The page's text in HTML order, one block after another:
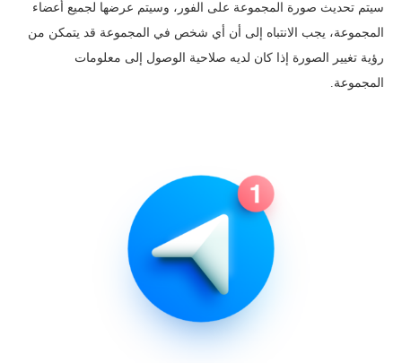
سيتم تحديث صورة المجموعة على الفور، وسيتم عرضها لجميع أعضاء
المجموعة، يجب الانتباه إلى أن أي شخص في المجموعة قد يتمكن من
رؤية تغيير الصورة إذا كان لديه صلاحية الوصول إلى معلومات
المجموعة.